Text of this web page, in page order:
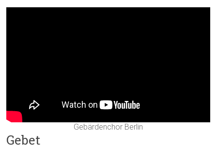
Gebärdenchor Berlin
Gebet